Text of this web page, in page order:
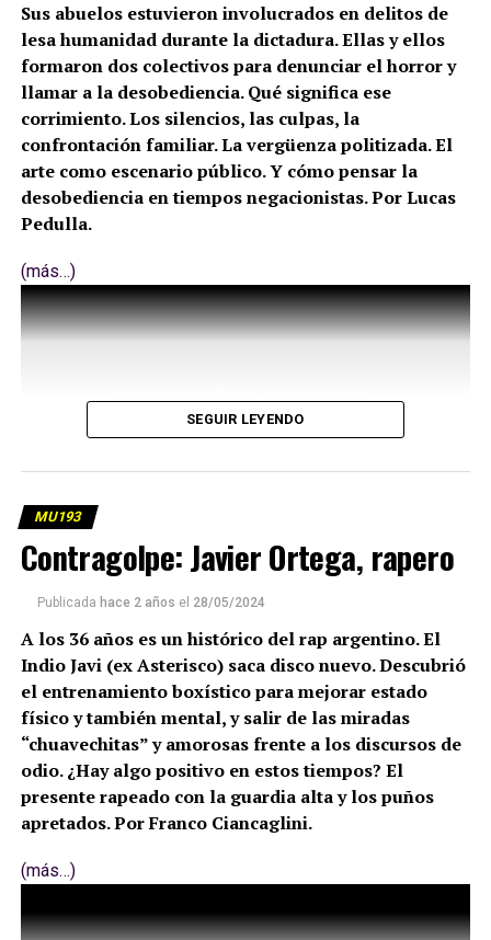
Sus abuelos estuvieron involucrados en delitos de
lesa humanidad durante la dictadura. Ellas y ellos
formaron dos colectivos para denunciar el horror y
llamar a la desobediencia. Qué significa ese
corrimiento. Los silencios, las culpas, la
confrontación familiar. La vergüenza politizada. El
arte como escenario público. Y cómo pensar la
desobediencia en tiempos negacionistas. Por Lucas
Pedulla.
(más…)
SEGUIR LEYENDO
MU193
Contragolpe: Javier Ortega, rapero
Publicada hace 2 años el 28/05/2024
A los 36 años es un histórico del rap argentino. El
Indio Javi (ex Asterisco) saca disco nuevo. Descubrió
el entrenamiento boxístico para mejorar estado
físico y también mental, y salir de las miradas
“chuavechitas” y amorosas frente a los discursos de
odio. ¿Hay algo positivo en estos tiempos? El
presente rapeado con la guardia alta y los puños
apretados. Por Franco Ciancaglini.
(más…)